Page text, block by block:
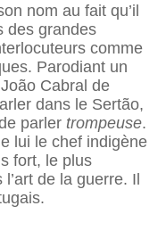
nom au fait qu’il
des grandes
comme
Parodiant un
Cabral de
dans le Sertão,
parler trompeuse.
lui le chef indigène
fort, le plus
de la guerre. Il